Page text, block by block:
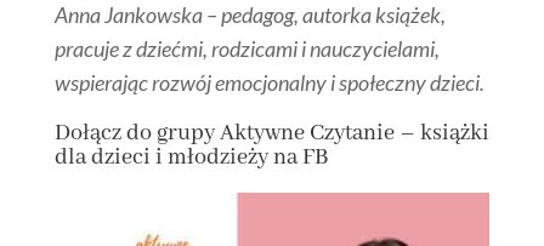
Anna Jankowska – pedagog, autorka książek,
pracuje z dziećmi, rodzicami i nauczycielami,
wspierając rozwój emocjonalny i społeczny dzieci.
Dołączdo grupyAktywne Czytanie – książki
dla dzieci i młodzieży na FB